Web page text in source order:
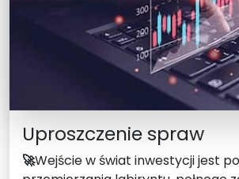
Uproszczenie spraw
🚀Wejście w świat inwestycji jest